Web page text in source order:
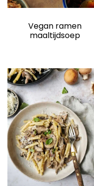
Vegan ramen
maaltijdsoep